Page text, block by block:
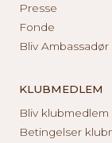
Presse
Fonde
Bliv Ambassadør
KLUBMEDLEM
Bliv klubmedlem
Betingelser